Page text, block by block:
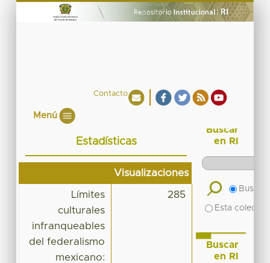
Contacto
Menú
Estadísticas
Visualizaciones
Límites
culturales
infranqueables
del federalismo
mexicano:
285
Buscar
en RI
Buscar
Esta
Buscar
en RI